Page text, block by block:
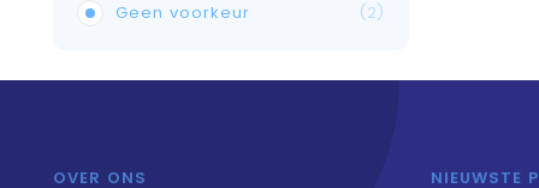
Geen voorkeur
(2)
OVER ONS NIEUWSTE